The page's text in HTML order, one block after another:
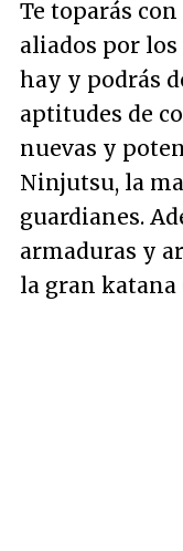
Te toparás
aliados por
hay y podrás
aptitudes de
nuevas y
Ninjutsu, la
guardianes.
armaduras y
la gran katana